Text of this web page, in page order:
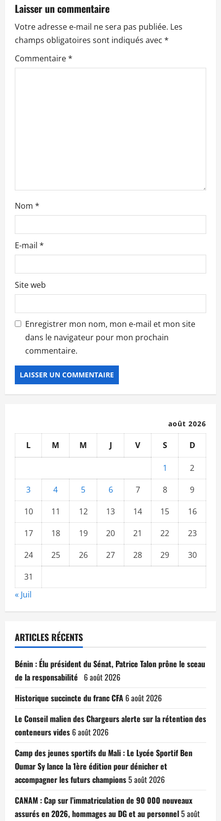
i
o
n
i
c
e
Laisser un commentaire
Votre adresse e-mail ne sera pas publiée. Les
champs obligatoires sont indiqués avec *
Commentaire*
Nom *
E-mail *
Site web
Enregistrer mon nom, mon e-mail et mon site
dans le navigateur pour mon prochain
commentaire.
août 2026
L M M J V S D
1
2
3
4 5 6 7 8
9
10
11 12 13 14 15
16
17
18 19 20 21 22
23
24
25 26 27 28 29
30
31
« Juil
ARTICLES RÉCENTS
Bénin : Élu président du Sénat, Patrice Talon prône le sceau
de la responsabilité 6 août 2026
Historique succincte du franc CFA 6 août 2026
Le Conseil malien des Chargeurs alerte sur la rétention des
conteneurs vides 6 août 2026
Camp des jeunes sportifs du Mali : Le Lycée Sportif Ben
Oumar Sy lance la 1ère édition pour dénicher et
accompagner les futurs champions5 août 2026
CANAM : Cap sur l’immatriculation de 90 000 nouveaux
assurés en 2026, hommages au DG et au personnel5 août